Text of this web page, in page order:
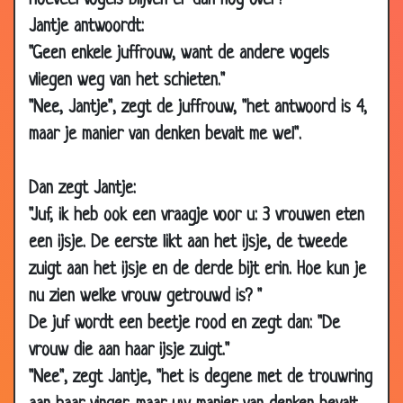
Jantje antwoordt:
"Geen enkele juffrouw, want de andere vogels
vliegen weg van het schieten."
"Nee, Jantje", zegt de juffrouw, "het antwoord is 4,
maar je manier van denken bevalt me wel".
Dan zegt Jantje:
"Juf, ik heb ook een vraagje voor u: 3 vrouwen eten
een ijsje. De eerste likt aan het ijsje, de tweede
zuigt aan het ijsje en de derde bijt erin. Hoe kun je
nu zien welke vrouw getrouwd is? "
De juf wordt een beetje rood en zegt dan: "De
vrouw die aan haar ijsje zuigt."
"Nee", zegt Jantje, "het is degene met de trouwring
28 Dec
2006
Te snel ritme
28 Dec
2006
Hoe groter, hoe dommer
21 Dec 2006 Lekker roeien
3.22
21 Dec 2006
Steeds vroeger volwassen
2006
16 Dec 2006 Kerstboom
3.20
11 Dec 2006
04 Dec
2006
Hond met drie pootjes
02 Dec
Alcoholcontrole 3.56